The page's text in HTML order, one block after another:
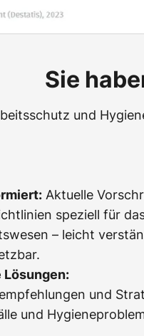
Sie
und
Aktuelle
speziell für
– leicht
Lösungen:
und
und